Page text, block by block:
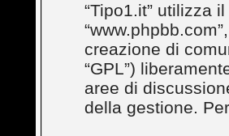
“Tipo1.it” utilizza
creazione di
“GPL”)
aree di
della gestione.